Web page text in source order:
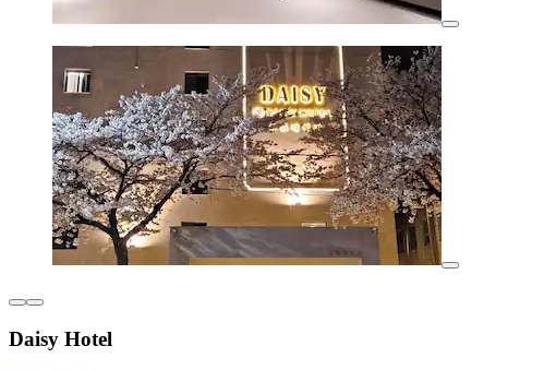
Daisy Hotel